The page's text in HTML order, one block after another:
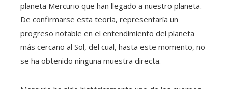
planeta Mercurio que han llegado a nuestro planeta.
De confirmarse esta teoría, representaría un
progreso notable en el entendimiento del planeta
más cercano al Sol, del cual, hasta este momento, no
se ha obtenido ninguna muestra directa.